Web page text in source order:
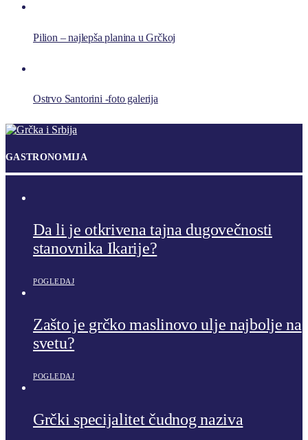
Pilion – najlepša planina u Grčkoj
Ostrvo Santorini -foto galerija
GASTRONOMIJA
Da li je otkrivena tajna dugovečnosti
stanovnika Ikarije?
POGLEDAJ
Zašto je grčko maslinovo ulje najbolje na
svetu?
POGLEDAJ
Grčki specijalitet čudnog naziva